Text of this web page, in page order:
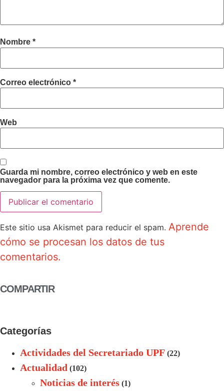
Nombre *
Correo electrónico *
Web
Guarda mi nombre, correo electrónico y web en este
navegador para la próxima vez que comente.
Este sitio usa Akismet para reducir el spam. Aprende
cómo se procesan los datos de tus
comentarios.
COMPARTIR
Categorías
Actividades del Secretariado UPF (22)
Actualidad (102)
Noticias de interés (1)